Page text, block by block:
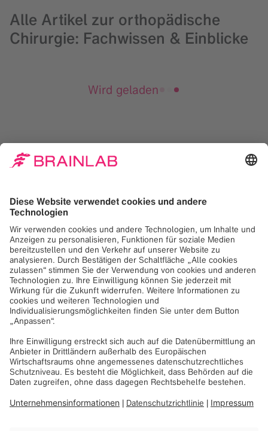
Alle Artikel zur orthopädische
Chirurgie: Fachwissen & Einblicke
Wird geladen
Wird geladen
Beyond the Lab